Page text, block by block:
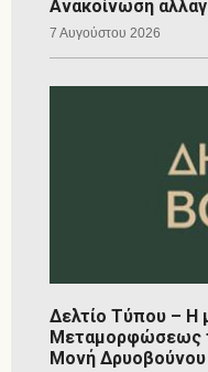
Ανακοίνωση
7 Αυγούστου 2026
Δελτίο Τύπου – Η
Μεταμορφώσεως
Μονή Δρυοβούνου